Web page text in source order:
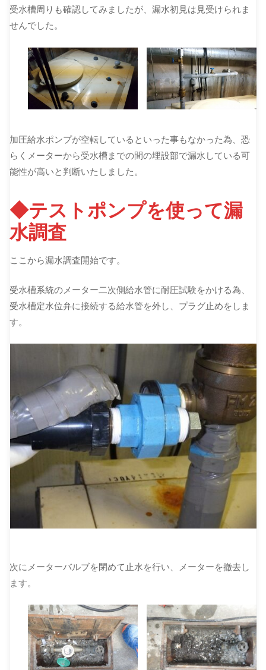
受水槽周りも確認してみましたが、漏水初見は見受けられま
せんでした。
加圧給水ポンプが空転しているといった事もなかった為、恐
らくメーターから受水槽までの間の埋設部で漏水している可
能性が高いと判断いたしました。
◆テストポンプを使って漏
水調査
ここから漏水調査開始です。
受水槽系統のメーター二次側給水管に耐圧試験をかける為、
受水槽定水位弁に接続する給水管を外し、プラグ止めをしま
す。
次にメーターバルブを閉めて止水を行い、メーターを撤去し
ます。